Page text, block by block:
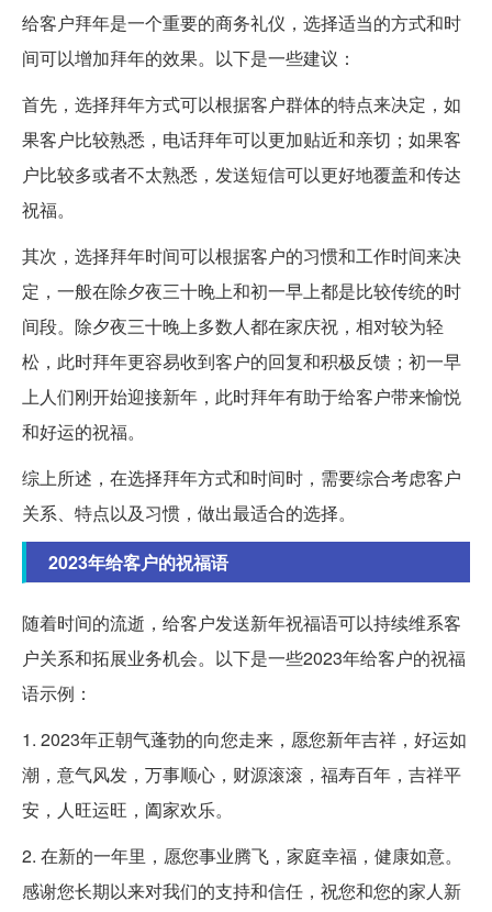
给客户拜年是一个重要的商务礼仪，选择适当的方式和时
间可以增加拜年的效果。以下是一些建议：
首先，选择拜年方式可以根据客户群体的特点来决定，如
果客户比较熟悉，电话拜年可以更加贴近和亲切；如果客
户比较多或者不太熟悉，发送短信可以更好地覆盖和传达
祝福。
其次，选择拜年时间可以根据客户的习惯和工作时间来决
定，一般在除夕夜三十晚上和初一早上都是比较传统的时
间段。除夕夜三十晚上多数人都在家庆祝，相对较为轻
松，此时拜年更容易收到客户的回复和积极反馈；初一早
上人们刚开始迎接新年，此时拜年有助于给客户带来愉悦
和好运的祝福。
综上所述，在选择拜年方式和时间时，需要综合考虑客户
关系、特点以及习惯，做出最适合的选择。
2023年给客户的祝福语
随着时间的流逝，给客户发送新年祝福语可以持续维系客
户关系和拓展业务机会。以下是一些2023年给客户的祝福
语示例：
1. 2023年正朝气蓬勃的向您走来，愿您新年吉祥，好运如
潮，意气风发，万事顺心，财源滚滚，福寿百年，吉祥平
安，人旺运旺，阖家欢乐。
2. 在新的一年里，愿您事业腾飞，家庭幸福，健康如意。
感谢您长期以来对我们的支持和信任，祝您和您的家人新